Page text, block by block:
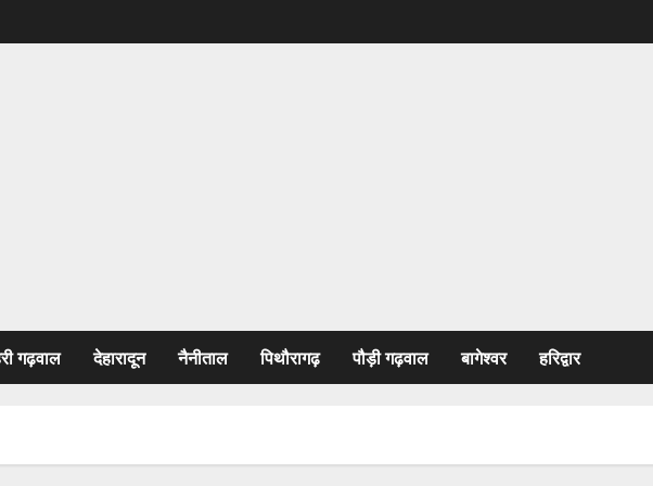
गढ़वाल देहारादून नैनीताल पिथौरागढ़ पौड़ी गढ़वाल बागेश्वर हरिद्वार